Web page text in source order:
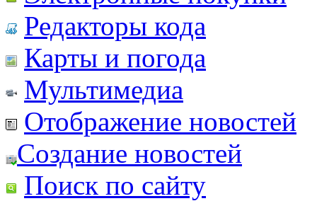
Редакторы кода
Карты и погода
Мультимедиа
Отображение новостей
Создание новостей
Поиск по сайту